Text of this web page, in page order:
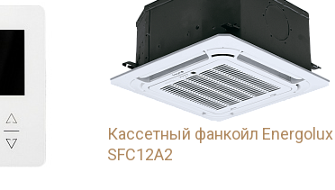
Кассетный фанкойл Energolux
SFC12A2